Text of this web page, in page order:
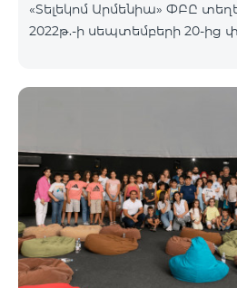
«Տելեկոմ Արմենիա» ՓԲԸ
2022թ.-ի սեպտեմբերի 20-ից
tariffs/archive/